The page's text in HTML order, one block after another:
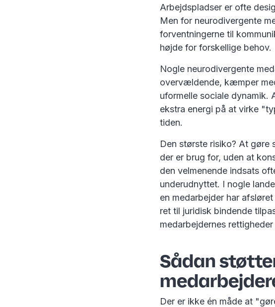
Arbejdspladser er ofte
Men for neurodivergente
forventningerne til
højde for forskellige behov.
Nogle neurodivergente
overvældende, kæmper
uformelle sociale dynamik.
ekstra energi på at virke
tiden.
Den største risiko? At gøre
der er brug for, uden at
den velmenende indsats
underudnyttet. I nogle
en medarbejder har
ret til juridisk bindende
medarbejdernes
Sådan
Der er ikke én måde at